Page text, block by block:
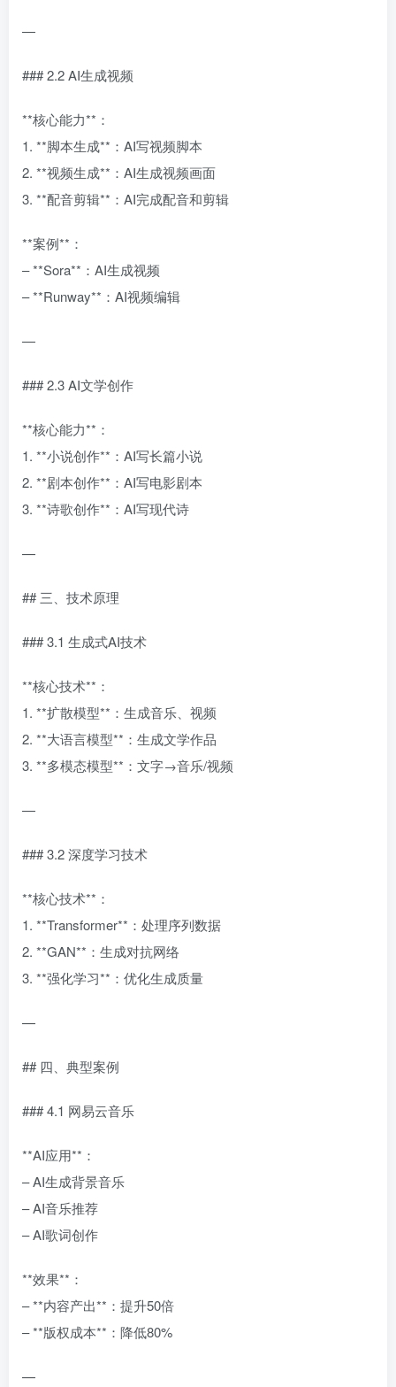
—
### 2.2 AI生成视频
**核心能力**：
1. **脚本生成**：AI写视频脚本
2. **视频生成**：AI生成视频画面
3. **配音剪辑**：AI完成配音和剪辑
**案例**：
– **Sora**：AI生成视频
– **Runway**：AI视频编辑
—
### 2.3 AI文学创作
**核心能力**：
1. **小说创作**：AI写长篇小说
2. **剧本创作**：AI写电影剧本
3. **诗歌创作**：AI写现代诗
—
## 三、技术原理
### 3.1 生成式AI技术
**核心技术**：
1. **扩散模型**：生成音乐、视频
2. **大语言模型**：生成文学作品
3. **多模态模型**：文字→音乐/视频
—
### 3.2 深度学习技术
**核心技术**：
1. **Transformer**：处理序列数据
2. **GAN**：生成对抗网络
3. **强化学习**：优化生成质量
—
## 四、典型案例
### 4.1 网易云音乐
**AI应用**：
– AI生成背景音乐
– AI音乐推荐
– AI歌词创作
**效果**：
– **内容产出**：提升50倍
– **版权成本**：降低80%
—